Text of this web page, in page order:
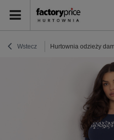
Wstecz Hurtownia odzieży